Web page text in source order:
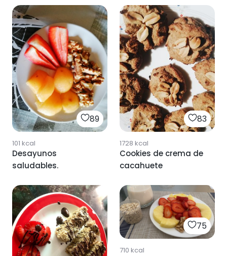
89
101 kcal
Desayunos
saludables.
83
1728 kcal
Cookies de crema de
cacahuete
75
710 kcal